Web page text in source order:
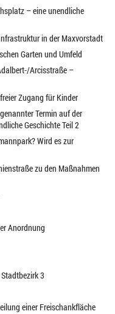
– eine unendliche
in der Maxvorstadt
Garten und Umfeld
Arcisstraße –
Zugang für Kinder
Termin auf der
Geschichte Teil 2
Wird es zur
zu den Maßnahmen
Anordnung
3
einer Freischankfläche